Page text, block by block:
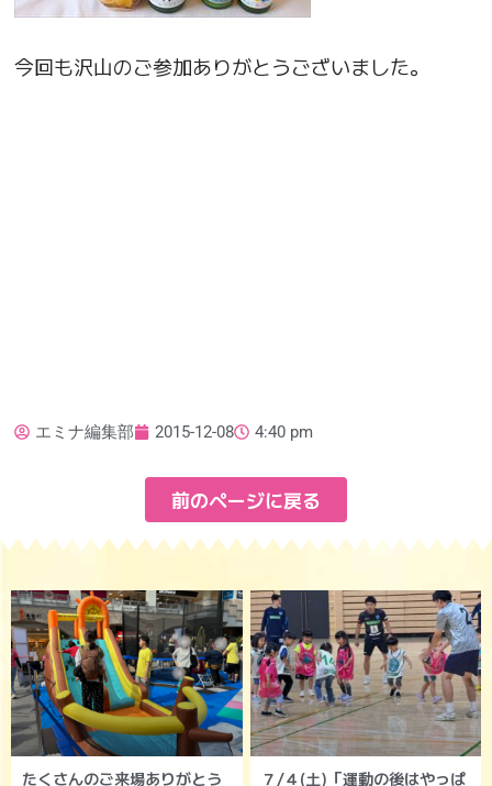
今回も沢山のご参加ありがとうございました。
エミナ編集部 2015-12-08 4:40 pm
前のページに戻る
たくさんのご来場ありがとう
７/４(土)「運動の後はやっぱ